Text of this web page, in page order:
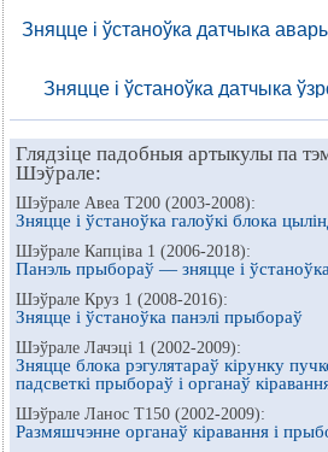
Зняцце і ўстаноўка датчыка
Зняцце і ўстаноўка датчыка
Глядзіце падобныя артыкулы па
Шэўрале:
Шэўрале Авеа Т200 (2003-2008):
Зняцце і ўстаноўка галоўкі блока
Шэўрале Капціва 1 (2006-2018):
Панэль прыбораў — зняцце і ўстаноўка
Шэўрале Круз 1 (2008-2016):
Зняцце і ўстаноўка панэлі прыбораў
Шэўрале Лачэці 1 (2002-2009):
Зняцце блока рэгулятараў кірунку
падсветкі прыбораў і органаў
Шэўрале Ланос Т150 (2002-2009):
Размяшчэнне органаў кіравання і